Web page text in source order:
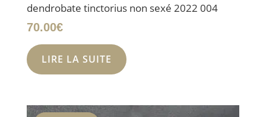
dendrobate tinctorius non sexé 2022 004
70.00€
LIRE LA SUITE